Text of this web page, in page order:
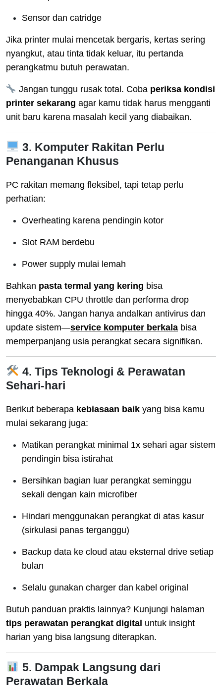
Sensor dan catridge
Jika printer mulai mencetak bergaris, kertas sering
nyangkut, atau tinta tidak keluar, itu pertanda
perangkatmu butuh perawatan.
Jangan tunggu rusak total. Coba periksa kondisi
printer sekarang agar kamu tidak harus mengganti
unit baru karena masalah kecil yang diabaikan.
3. Komputer Rakitan Perlu
Penanganan Khusus
PC rakitan memang fleksibel, tapi tetap perlu
perhatian:
Overheating karena pendingin kotor
Slot RAM berdebu
Power supply mulai lemah
Bahkan pasta termal yang kering bisa
menyebabkan CPU throttle dan performa drop
hingga 40%. Jangan hanya andalkan antivirus dan
update sistem—service komputer berkala bisa
memperpanjang usia perangkat secara signifikan.
4. Tips Teknologi & Perawatan
Sehari-hari
Berikut beberapa kebiasaan baik yang bisa kamu
mulai sekarang juga:
Matikan perangkat minimal 1x sehari agar sistem
pendingin bisa istirahat
Bersihkan bagian luar perangkat seminggu
sekali dengan kain microfiber
Hindari menggunakan perangkat di atas kasur
(sirkulasi panas terganggu)
Backup data ke cloud atau eksternal drive setiap
bulan
Selalu gunakan charger dan kabel original
Butuh panduan praktis lainnya? Kunjungi halaman
tips perawatan perangkat digital untuk insight
harian yang bisa langsung diterapkan.
5. Dampak Langsung dari
Perawatan Berkala